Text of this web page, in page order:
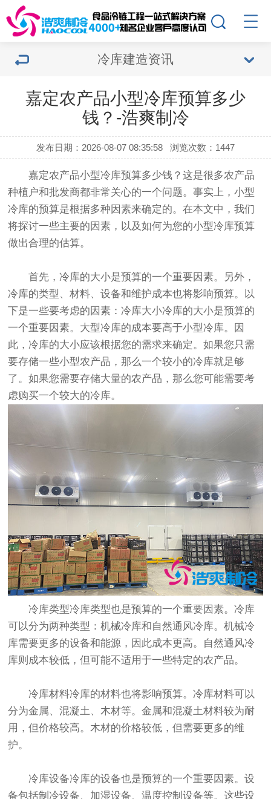
冷库建造资讯
嘉定农产品小型冷库预算多少
钱？-浩爽制冷
发布日期：2026-08-07 08:35:58 浏览次数：1447
嘉定农产品小型冷库预算多少钱？这是很多农产品
种植户和批发商都非常关心的一个问题。事实上，小型
冷库的预算是根据多种因素来确定的。在本文中，我们
将探讨一些主要的因素，以及如何为您的小型冷库预算
做出合理的估算。
首先，冷库的大小是预算的一个重要因素。另外，
冷库的类型、材料、设备和维护成本也将影响预算。以
下是一些要考虑的因素：冷库大小冷库的大小是预算的
一个重要因素。大型冷库的成本要高于小型冷库。因
此，冷库的大小应该根据您的需求来确定。如果您只需
要存储一些小型农产品，那么一个较小的冷库就足够
了。如果您需要存储大量的农产品，那么您可能需要考
虑购买一个较大的冷库。
冷库类型冷库类型也是预算的一个重要因素。冷库
可以分为两种类型：机械冷库和自然通风冷库。机械冷
库需要更多的设备和能源，因此成本更高。自然通风冷
库则成本较低，但可能不适用于一些特定的农产品。
冷库材料冷库的材料也将影响预算。冷库材料可以
分为金属、混凝土、木材等。金属和混凝土材料较为耐
用，但价格较高。木材的价格较低，但需要更多的维
护。
冷库设备冷库的设备也是预算的一个重要因素。设
备包括制冷设备、加湿设备、温度控制设备等。这些设